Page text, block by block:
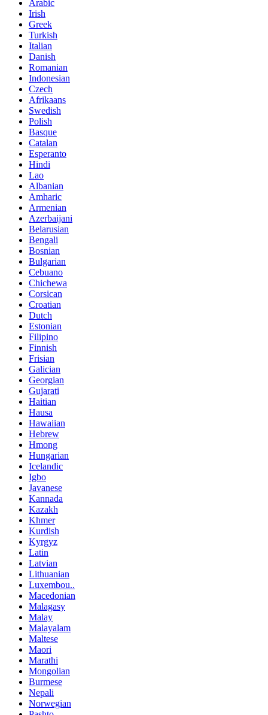
Arabic
Irish
Greek
Turkish
Italian
Danish
Romanian
Indonesian
Czech
Afrikaans
Swedish
Polish
Basque
Catalan
Esperanto
Hindi
Lao
Albanian
Amharic
Armenian
Azerbaijani
Belarusian
Bengali
Bosnian
Bulgarian
Cebuano
Chichewa
Corsican
Croatian
Dutch
Estonian
Filipino
Finnish
Frisian
Galician
Georgian
Gujarati
Haitian
Hausa
Hawaiian
Hebrew
Hmong
Hungarian
Icelandic
Igbo
Javanese
Kannada
Kazakh
Khmer
Kurdish
Kyrgyz
Latin
Latvian
Lithuanian
Luxembou..
Macedonian
Malagasy
Malay
Malayalam
Maltese
Maori
Marathi
Mongolian
Burmese
Nepali
Norwegian